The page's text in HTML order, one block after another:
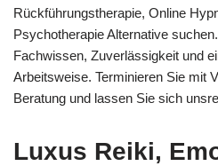
Rückführungstherapie, Online
Psychotherapie Alternative
Fachwissen, Zuverlässigkeit und
Arbeitsweise. Terminieren Sie mit
Beratung und lassen Sie sich
Luxus Reiki,